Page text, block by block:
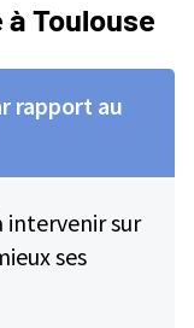
Toulouse
rapport au
intervenir sur
ses